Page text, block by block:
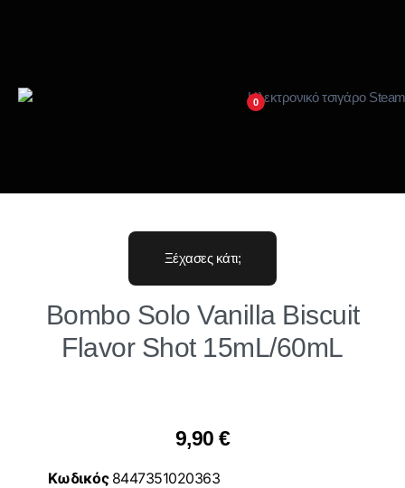
0
Ξέχασες κάτι;
Bombo Solo Vanilla Biscuit
Flavor Shot 15mL/60mL
9,90 €
Κωδικός 8447351020363